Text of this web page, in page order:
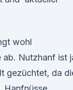
wohl
ab. Nutzhanf ist
gezüchtet, da